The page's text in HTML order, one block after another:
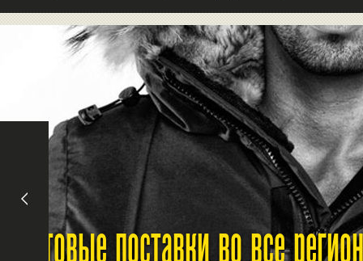
Оптовые поставки во все